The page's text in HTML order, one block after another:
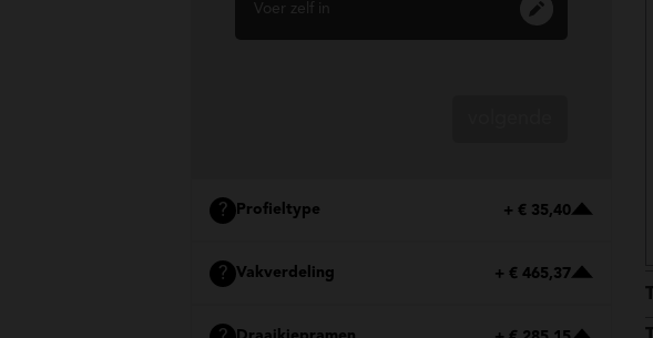
Voer zelf in
? Profieltype + € 35,40
? Vakverdeling + € 465,37